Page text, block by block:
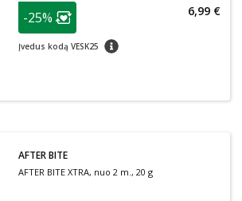
patarimas
Lojalumo klubo narių nuolaida
-25%
Įvedus kodą VESK25 patarimas
6,99 €
AFTER BITE
AFTER BITE XTRA, nuo 2 m., 20 g